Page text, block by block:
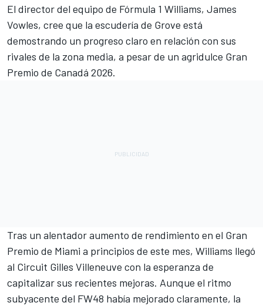
El director del equipo de Fórmula 1 Williams, James
Vowles, cree que la escudería de Grove está
demostrando un progreso claro en relación con sus
rivales de la zona media, a pesar de un agridulce Gran
Premio de Canadá 2026.
Tras un alentador aumento de rendimiento en el Gran
Premio de Miami a principios de este mes, Williams llegó
al Circuit Gilles Villeneuve con la esperanza de
capitalizar sus recientes mejoras. Aunque el ritmo
subyacente del FW48 había mejorado claramente, la